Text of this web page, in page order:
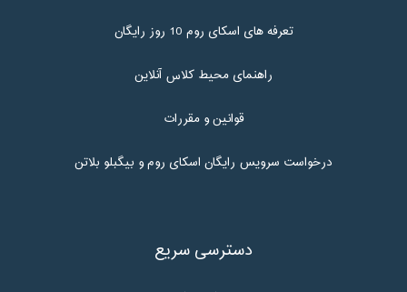
تعرفه های اسکای روم 10 روز رایگان
راهنمای محیط کلاس آنلاین
قوانین و مقررات
درخواست سرویس رایگان اسکای روم و بیگبلو بلاتن
دسترسی سریع